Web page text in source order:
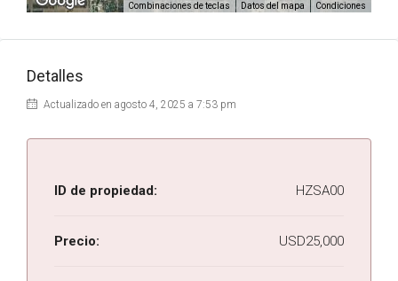
Combinaciones de teclas Datos del mapa Condiciones
Detalles
Actualizado en agosto 4, 2025 a 7:53 pm
ID de propiedad: HZSA00
Precio: USD25,000